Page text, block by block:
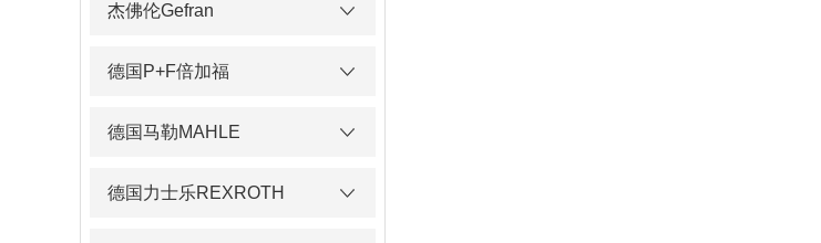
杰佛伦Gefran
德国P+F倍加福
德国马勒MAHLE
德国力士乐REXROTH